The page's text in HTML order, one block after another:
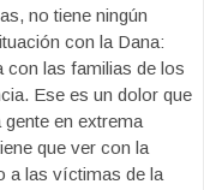
no tiene ningún
con la Dana:
con las familias de los
Ese es un dolor que
en extrema
que ver con la
a las víctimas de la